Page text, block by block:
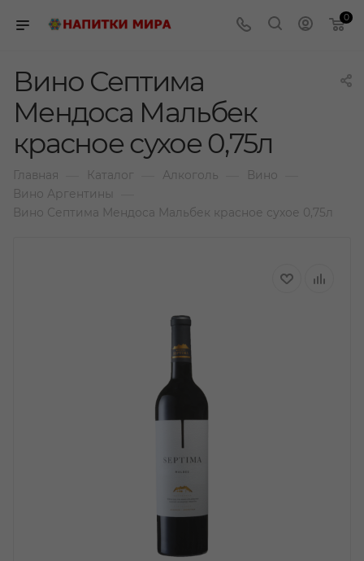
0
Вино Септима
Мендоса Мальбек
красное сухое 0,75л
Главная Каталог Алкоголь Вино
Вино Аргентины
Вино Септима Мендоса Мальбек красное сухое 0,75л